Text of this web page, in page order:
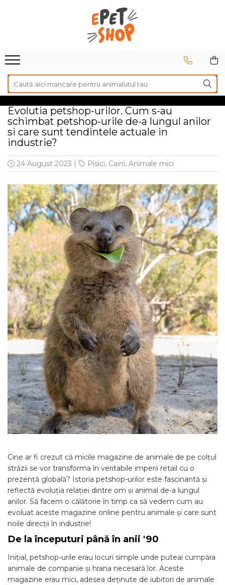
Hrana uscata
Recompense
Lese si zgarzi
Jucarii caini
Castroane si boluri
Hrana uscata
Recompense
Accesorii pisici
Ansambluri de joaca, sisaluri
Castroane si boluri
Lese, hamuri si zgarzi
Evolutia petshop-urilor. Cum s-au
schimbat petshop-urile de-a lungul anilor
si care sunt tendintele actuale in
industrie?
24 August 2023 | Pisici, Caini, Animale mici
Cine ar fi crezut că micile magazine de animale de pe colțul
străzii se vor transforma în veritabile imperii retail cu o
prezență globală? Istoria petshop-urilor este fascinantă și
reflectă evoluția relației dintre om și animal de-a lungul
anilor. Să facem o călătorie în timp ca să vedem cum au
evoluat aceste magazine online pentru animale și care sunt
noile direcții în industrie!
De la începuturi până în anii '90
Inițial, petshop-urile erau locuri simple unde puteai cumpăra
animale de companie și hrana necesară lor. Aceste
magazine erau mici, adesea deținute de iubitori de animale